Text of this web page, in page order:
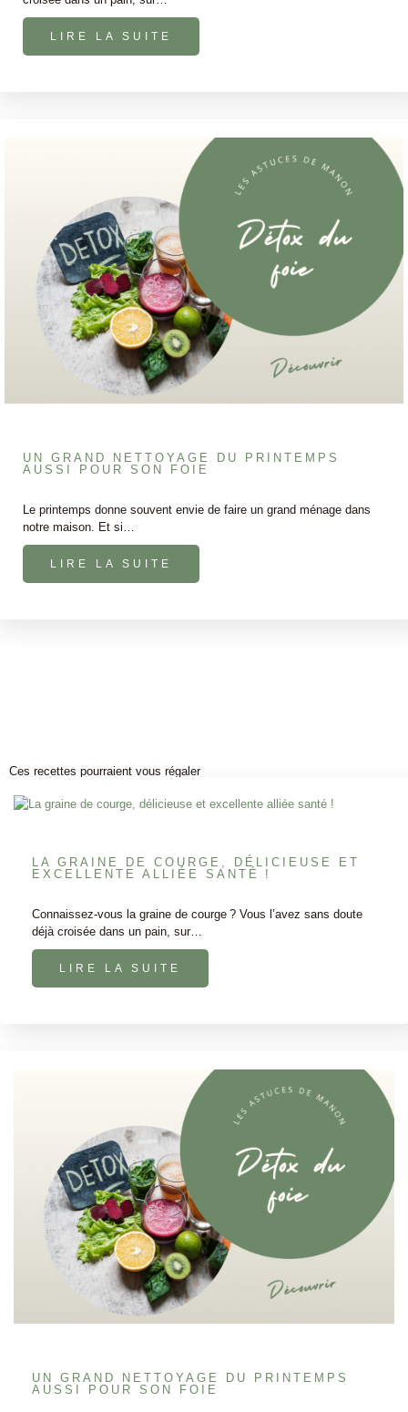
LIRE LA SUITE
UN GRAND NETTOYAGE DU PRINTEMPS
AUSSI POUR SON FOIE
Le printemps donne souvent envie de faire un grand ménage dans
notre maison. Et si…
LIRE LA SUITE
Ces recettes pourraient vous régaler
LA GRAINE DE COURGE, DÉLICIEUSE ET
EXCELLENTE ALLIÉE SANTÉ !
Connaissez-vous la graine de courge ? Vous l’avez sans doute
déjà croisée dans un pain, sur…
LIRE LA SUITE
UN GRAND NETTOYAGE DU PRINTEMPS
AUSSI POUR SON FOIE